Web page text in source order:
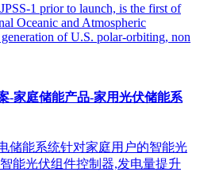
1 prior to launch, is the first of
Oceanic and Atmospheric
of U.S. polar-orbiting, non
-家庭储能产品-家用光伏储能系
储能系统针对家庭用户的智能光
能光伏组件控制器,发电量提升